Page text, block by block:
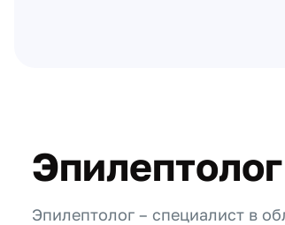
Эпилептолог
Эпилептолог – специалист в